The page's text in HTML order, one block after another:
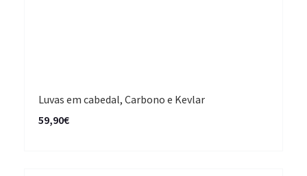
Luvas em cabedal, Carbono e Kevlar
59,90€